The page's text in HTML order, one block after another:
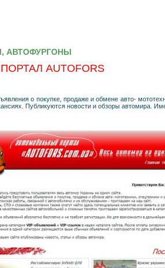
АВТОФУРГОНЫ
AUTOFORS
о покупке, продаже и обмене авто-
Публикуются новости и обзоры автомира.